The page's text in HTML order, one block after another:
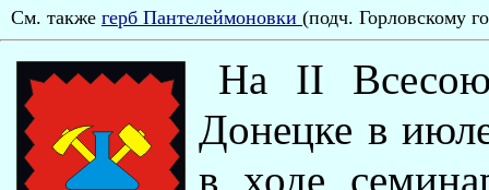
См. также герб Пантелеймоновки (подч. Горловскому
На II
Донецке в
в ходе